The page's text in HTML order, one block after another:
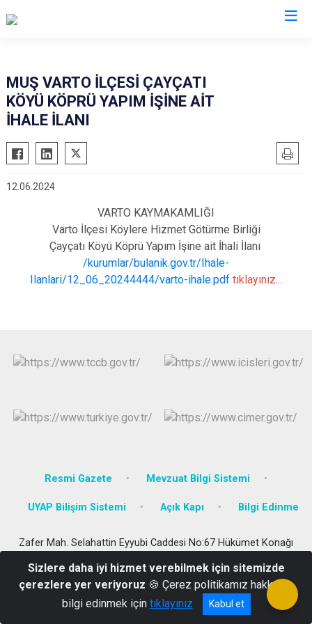
Bulanık
Korkut
MUŞ VARTO İLÇESİ ÇAYÇATI
KÖYÜ KÖPRÜ YAPIM İŞİNE AİT
İHALE İLANI
12.06.2024
VARTO KAYMAKAMLIĞI
Varto İlçesi Köylere Hizmet Götürme Birliği
Çayçatı Köyü Köprü Yapım İşine ait İhali İlanı
/kurumlar/bulanik.gov.tr/Ihale-
Ilanlari/12_06_20244444/varto-ihale.pdf tıklayınız...
Resmi Gazete Mevzuat Bilgi Sistemi
UYAP Bilişim Sistemi Açık Kapı Bilgi Edinme
Zafer Mah. Selahattin Eyyubi Caddesi No:67 Hükümet Konağı
Tel: 0436 311 20 05 Fax: 0436 311 20 02
Sizlere daha iyi hizmet verebilmek için sitemizde
çerezlere yer veriyoruz 🍪 Çerez politikamız hakkında
bilgi edinmek için tıklayınız Kabul et